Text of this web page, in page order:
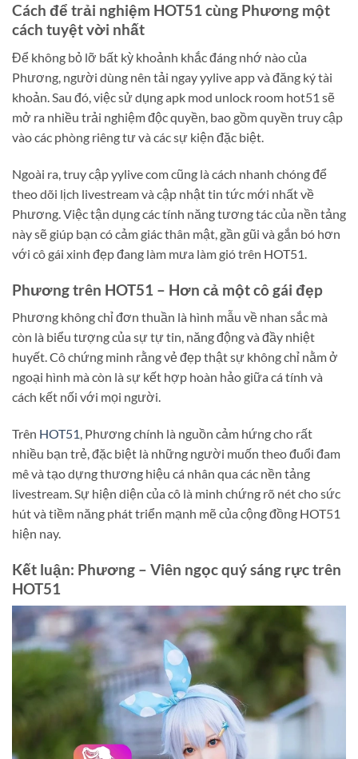
Cách để trải nghiệm HOT51 cùng Phương một
cách tuyệt vời nhất
Để không bỏ lỡ bất kỳ khoảnh khắc đáng nhớ nào của
Phương, người dùng nên tải ngay yylive app và đăng ký tài
khoản. Sau đó, việc sử dụng apk mod unlock room hot51 sẽ
mở ra nhiều trải nghiệm độc quyền, bao gồm quyền truy cập
vào các phòng riêng tư và các sự kiện đặc biệt.
Ngoài ra, truy cập yylive com cũng là cách nhanh chóng để
theo dõi lịch livestream và cập nhật tin tức mới nhất về
Phương. Việc tận dụng các tính năng tương tác của nền tảng
này sẽ giúp bạn có cảm giác thân mật, gần gũi và gắn bó hơn
với cô gái xinh đẹp đang làm mưa làm gió trên HOT51.
Phương trên HOT51 – Hơn cả một cô gái đẹp
Phương không chỉ đơn thuần là hình mẫu về nhan sắc mà
còn là biểu tượng của sự tự tin, năng động và đầy nhiệt
huyết. Cô chứng minh rằng vẻ đẹp thật sự không chỉ nằm ở
ngoại hình mà còn là sự kết hợp hoàn hảo giữa cá tính và
cách kết nối với mọi người.
Trên HOT51, Phương chính là nguồn cảm hứng cho rất
nhiều bạn trẻ, đặc biệt là những người muốn theo đuổi đam
mê và tạo dựng thương hiệu cá nhân qua các nền tảng
livestream. Sự hiện diện của cô là minh chứng rõ nét cho sức
hút và tiềm năng phát triển mạnh mẽ của cộng đồng HOT51
hiện nay.
Kết luận: Phương – Viên ngọc quý sáng rực trên
HOT51